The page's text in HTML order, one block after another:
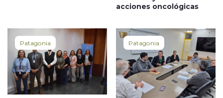
acciones oncológicas
Patagonia Patagonia